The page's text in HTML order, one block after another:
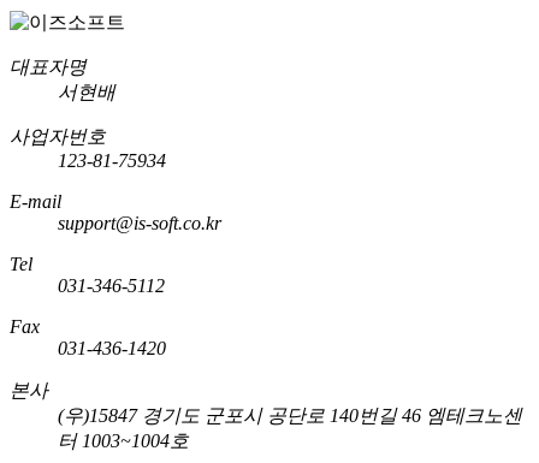
대표자명
서현배
사업자번호
123-81-75934
E-mail
support@is-soft.co.kr
Tel
031-346-5112
Fax
031-436-1420
본사
(우)15847 경기도 군포시 공단로 140번길 46 엠테크노센
터 1003~1004호